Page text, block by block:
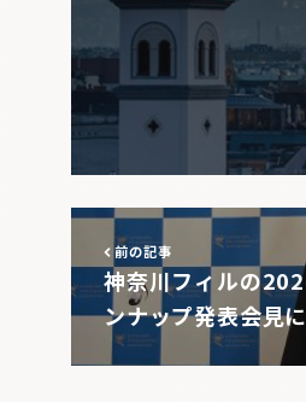
前の記事
神奈川フィルの
ンナップ発表会見